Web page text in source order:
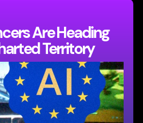
Are Heading
Territory